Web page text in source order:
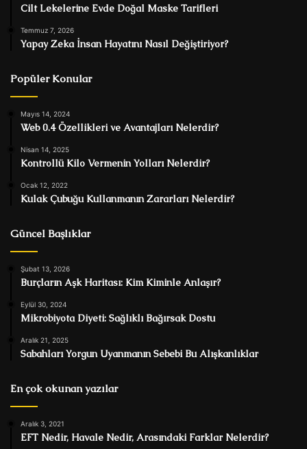
Cilt Lekelerine Evde Doğal Maske Tarifleri
Temmuz 7, 2026
Yapay Zeka İnsan Hayatını Nasıl Değiştiriyor?
Popüler Konular
Mayıs 14, 2024
Web 0.4 Özellikleri ve Avantajları Nelerdir?
Nisan 14, 2025
Kontrollü Kilo Vermenin Yolları Nelerdir?
Ocak 12, 2022
Kulak Çubuğu Kullanmanın Zararları Nelerdir?
Güncel Başlıklar
Şubat 13, 2026
Burçların Aşk Haritası: Kim Kiminle Anlaşır?
Eylül 30, 2024
Mikrobiyota Diyeti: Sağlıklı Bağırsak Dostu
Aralık 21, 2025
Sabahları Yorgun Uyanmanın Sebebi Bu Alışkanlıklar
En çok okunan yazılar
Aralık 3, 2021
EFT Nedir, Havale Nedir, Arasındaki Farklar Nelerdir?